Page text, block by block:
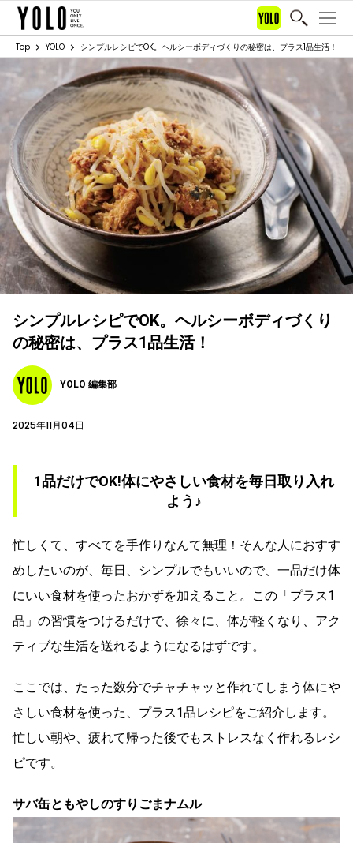
Top YOLO シンプルレシピでOK。ヘルシーボディづくりの秘密は、プラス1品生活！
シンプルレシピでOK。ヘルシーボディづくり
の秘密は、プラス1品生活！
YOLO 編集部
2025年11月04日
1品だけでOK!体にやさしい食材を毎日取り入れ
よう♪
忙しくて、すべてを手作りなんて無理！そんな人におすす
めしたいのが、毎日、シンプルでもいいので、一品だけ体
にいい食材を使ったおかずを加えること。この「プラス1
品」の習慣をつけるだけで、徐々に、体が軽くなり、アク
ティブな生活を送れるようになるはずです。
ここでは、たった数分でチャチャッと作れてしまう体にや
さしい食材を使った、プラス1品レシピをご紹介します。
忙しい朝や、疲れて帰った後でもストレスなく作れるレシ
ピです。
サバ缶ともやしのすりごまナムル